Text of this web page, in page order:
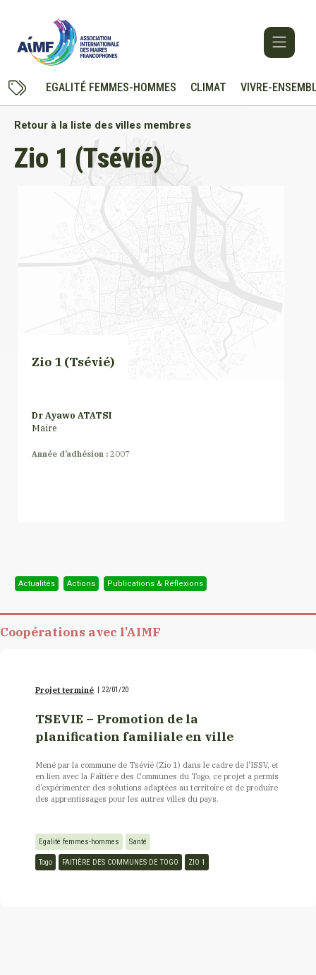
EGALITÉ FEMMES-HOMMES CLIMAT VIVRE-
Retour à la liste des villes membres
Zio 1 (Tsévié)
Zio 1 (Tsévié)
Dr Ayawo ATATSI
Maire
Année d’adhésion : 2007
Actualités Actions Publications & Réflexions
Coopérations avec l'AIMF
Projet terminé 22/01/20
TSEVIE – Promotion de la
planification familiale en ville
Mené par la commune de Tsévié (Zio 1) dans le cadre de l'ISSV, et
en lien avec la Faîtière des Communes du Togo, ce projet a permis
d’expérimenter des solutions adaptées au territoire et de produire
des apprentissages pour les autres villes du pays.
Egalité femmes-hommes Santé
Togo FAITIÈRE DES COMMUNES DE TOGO ZIO 1